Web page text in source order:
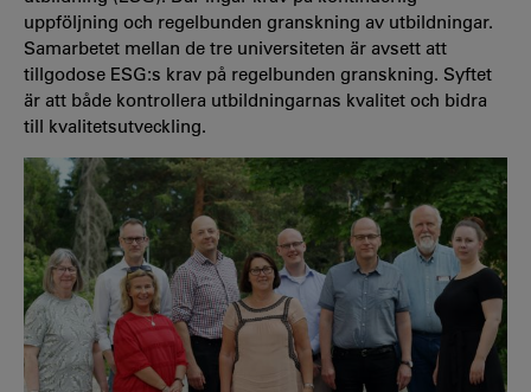
uppföljning och regelbunden granskning av utbildningar.
Samarbetet mellan de tre universiteten är avsett att
tillgodose ESG:s krav på regelbunden granskning. Syftet
är att både kontrollera utbildningarnas kvalitet och bidra
till kvalitetsutveckling.